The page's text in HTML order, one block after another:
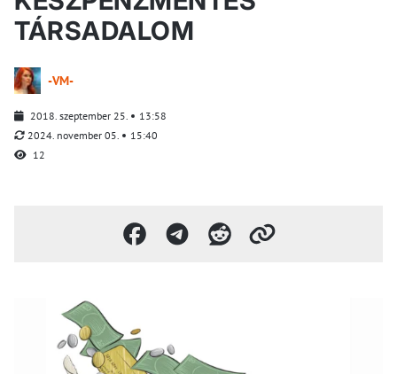
TÁRSADALOM
-VM-
2018. szeptember 25.
13:58
2024. november 05.
15:40
12